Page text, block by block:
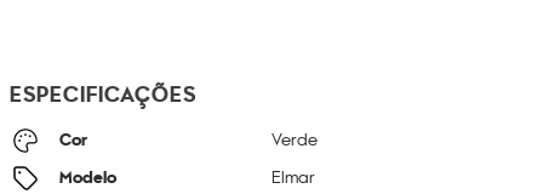
ESPECIFICAÇÕES
Cor Verde
Modelo Elmar